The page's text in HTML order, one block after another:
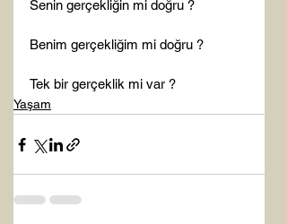
Senin gerçekliğin mi doğru ?
Benim gerçekliğim mi doğru ?
Tek bir gerçeklik mi var ?
Yaşam